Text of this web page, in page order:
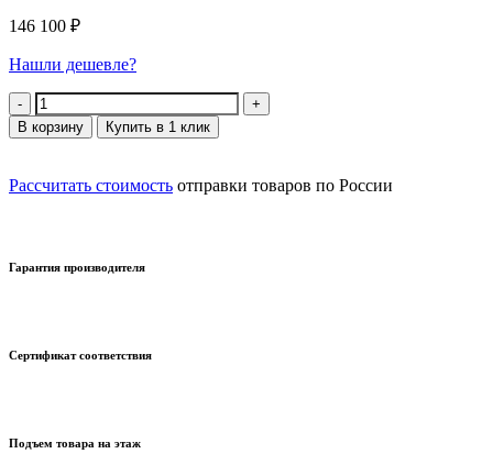
146 100 ₽
Нашли дешевле?
Количество
В корзину Купить в 1 клик
Рассчитать стоимость отправки товаров по России
Гарантия производителя
Сертификат соответствия
Подъем товара на этаж